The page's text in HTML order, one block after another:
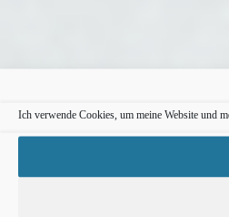
Ich verwende Cookies, um meine Website und